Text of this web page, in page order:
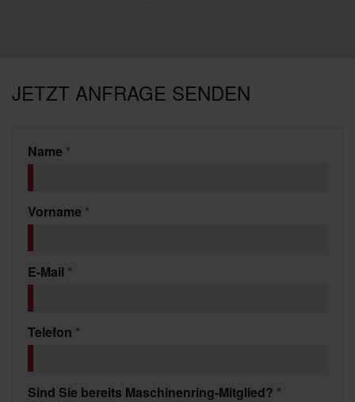
JETZT ANFRAGE SENDEN
Name *
Vorname *
E-Mail *
Telefon *
Sind Sie bereits Maschinenring-Mitglied? *